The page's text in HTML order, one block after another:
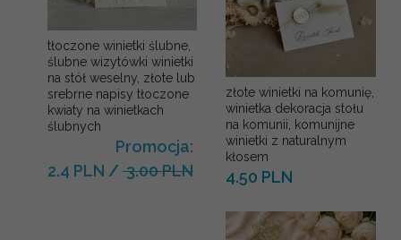
tłoczone winietki ślubne,
ślubne wizytówki winietki
na stół weselny, złote lub
srebrne napisy tłoczone
kwiaty na winietkach
ślubnych
Promocja:
2.4 PLN / 3.00 PLN
złote winietki na komunię,
winietka dekoracja stołu
na komunii, komunijne
winietki z naturalnym
kłosem
4.50 PLN